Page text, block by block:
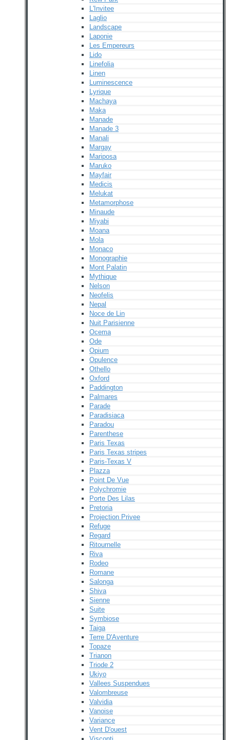
L'Invitee
Laglio
Landscape
Laponie
Les Empereurs
Lido
Linefolia
Linen
Luminescence
Lyrique
Machaya
Maka
Manade
Manade 3
Manali
Margay
Mariposa
Maruko
Mayfair
Medicis
Melukat
Metamorphose
Minaude
Miyabi
Moana
Mola
Monaco
Monographie
Mont Palatin
Mythique
Nelson
Neofelis
Nepal
Noce de Lin
Nuit Parisienne
Ocema
Ode
Opium
Opulence
Othello
Oxford
Paddington
Palmares
Parade
Paradisiaca
Paradou
Parenthese
Paris Texas
Paris Texas stripes
Paris-Texas V
Plazza
Point De Vue
Polychromie
Porte Des Lilas
Pretoria
Projection Privee
Refuge
Regard
Ritournelle
Riva
Rodeo
Romane
Salonga
Shiva
Sienne
Suite
Symbiose
Taiga
Terre D'Aventure
Topaze
Trianon
Triode 2
Ukiyo
Vallees Suspendues
Valombreuse
Valvidia
Vanoise
Variance
Vent D'ouest